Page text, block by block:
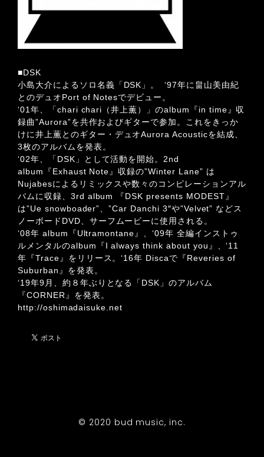
■DSK
小島大介によるソロ名義「DSK」。 ‘97年に畠山美由紀
とのデュオPort of Notesでデビュー。
‘01年、「chari chari（井上薫）」のalbum『in time』収
録曲”Aurora”を共作およびギターで参加。これをきっか
けに井上薫とのギター・デュオAurora Acousticを結成、
3枚のアルバムを発表。
‘02年、「DSK」として活動を開始。2nd
album『Exhaust Note』収録の”Winter Lane” は
Nujabesによるリミックスや数々のコンピレーションアル
バムに収録、3rd album 『DSK presents MODEST』
は”Ue snowboader”、”Car Danchi 3″や”Velvet” などス
ノーボードDVD、サーフムービーに使用される。
‘08年 album『Ultramontane』、‘09年 全編インストゥ
ルメンタルのalbum『I always think about you』、‘11
年『Trace』をリリース。‘16年 Discaで『Reveries of
Suburban』を発表。
‘19年9月、約８年ぶりとなる「DSK」のアルバム
『CORNER』を発表。
http://oshimadaisuke.net
© 2020 bud music, inc.